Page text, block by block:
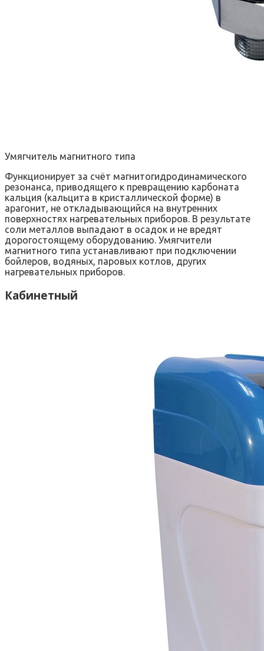
Умягчитель магнитного типа
Функционирует за счёт магнитогидродинамического
резонанса, приводящего к превращению карбоната
кальция (кальцита в кристаллической форме) в
арагонит, не откладывающийся на внутренних
поверхностях нагревательных приборов. В результате
соли металлов выпадают в осадок и не вредят
дорогостоящему оборудованию. Умягчители
магнитного типа устанавливают при подключении
бойлеров, водяных, паровых котлов, других
нагревательных приборов.
Кабинетный